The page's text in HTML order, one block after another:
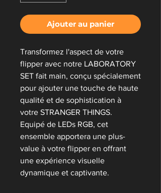
Ajouter au panier
Transformez l'aspect de votre
flipper avec notre LABORATORY
SET fait main, conçu spécialement
pour ajouter une touche de haute
qualité et de sophistication à
votre STRANGER THINGS.
Equipé de LEDs RGB, cet
ensemble apportera une plus-
value à votre flipper en offrant
une expérience visuelle
dynamique et captivante.